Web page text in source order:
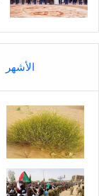
الأشهر